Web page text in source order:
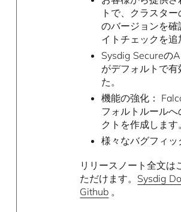
トで、クラスタ
のバージョンを確
イトチェックを追
Sysdig Secureの
がデフォルトで有
た。
機能の強化：
フォルトルールへ
クトを作成します。
様々なバグフィッ
リリースノート全文は
ただけます。 Sysdig
Github 。